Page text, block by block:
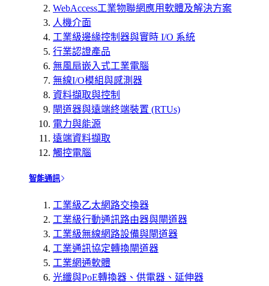
WebAccess工業物聯網應用軟體及解決方案
人機介面
工業級邊緣控制器與實時 I/O 系統
行業認證產品
無風扇嵌入式工業電腦
無線I/O模組與感測器
資料擷取與控制
閘道器與遠端終端裝置 (RTUs)
電力與能源
遠端資料擷取
觸控電腦
智能通訊
工業級乙太網路交換器
工業級行動通訊路由器與閘道器
工業級無線網路設備與閘道器
工業通訊協定轉換閘道器
工業網通軟體
光纖與PoE轉換器、供電器、延伸器